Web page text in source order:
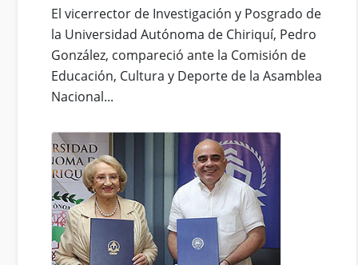
El vicerrector de Investigación y Posgrado de
la Universidad Autónoma de Chiriquí, Pedro
González, compareció ante la Comisión de
Educación, Cultura y Deporte de la Asamblea
Nacional...